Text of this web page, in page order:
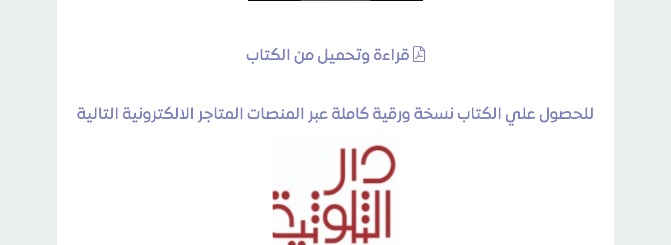
قراءة وتحميل من الكتاب
للحصول علي الكتاب نسخة ورقية كاملة عبر المنصات المتاجر الالكترونية التالية